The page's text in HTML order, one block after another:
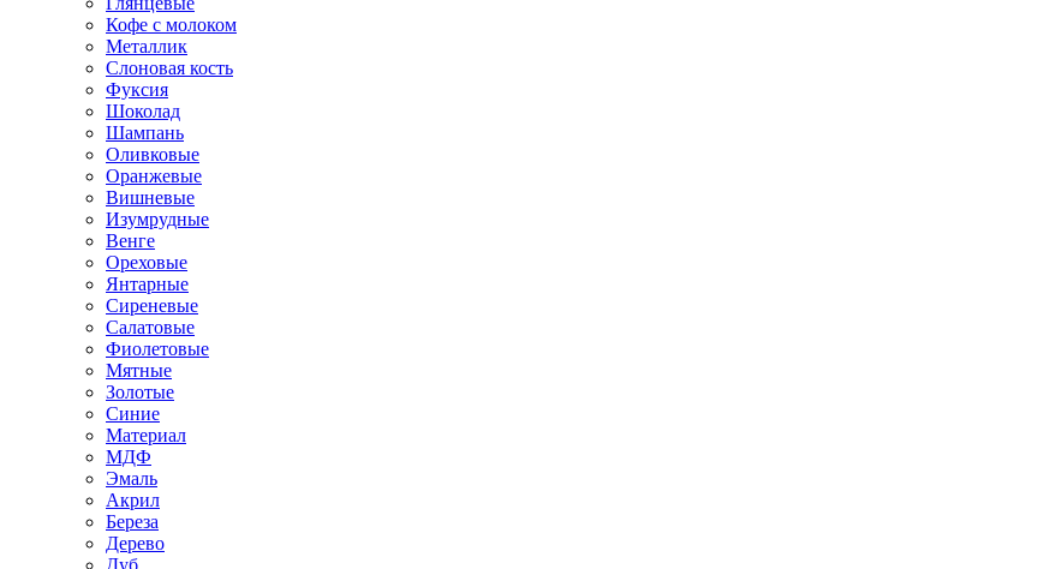
Кофе с молоком
Металлик
Слоновая кость
Фуксия
Шоколад
Шампань
Оливковые
Оранжевые
Вишневые
Изумрудные
Венге
Ореховые
Янтарные
Сиреневые
Салатовые
Фиолетовые
Мятные
Золотые
Синие
Материал
МДФ
Эмаль
Акрил
Береза
Дерево
Дуб